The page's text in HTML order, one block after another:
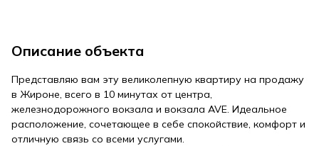
Описание объекта
Представляю вам эту великолепную квартиру на продажу
в Жироне, всего в 10 минутах от центра,
железнодорожного вокзала и вокзала AVE. Идеальное
расположение, сочетающее в себе спокойствие, комфорт и
отличную связь со всеми услугами.